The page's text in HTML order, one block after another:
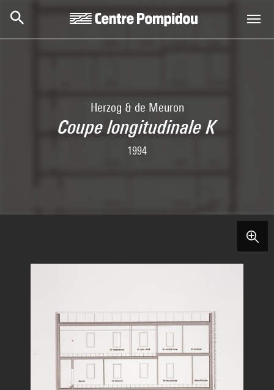
Herzog & de Meuron
Coupe longitudinale K
1994